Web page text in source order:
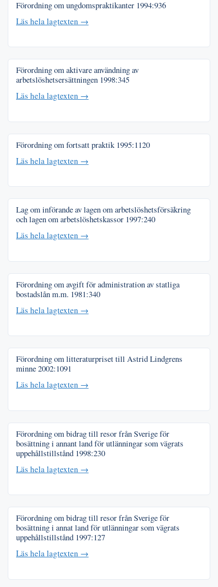
Förordning om ungdomspraktikanter 1994:936
Läs hela lagtexten →
Förordning om aktivare användning av
arbetslöshetsersättningen 1998:345
Läs hela lagtexten →
Förordning om fortsatt praktik 1995:1120
Läs hela lagtexten →
Lag om införande av lagen om arbetslöshetsförsäkring
och lagen om arbetslöshetskassor 1997:240
Läs hela lagtexten →
Förordning om avgift för administration av statliga
bostadslån m.m. 1981:340
Läs hela lagtexten →
Förordning om litteraturpriset till Astrid Lindgrens
minne2002:1091
Läs hela lagtexten →
Förordning om bidrag till resor från Sverige för
bosättning i annant land för utlänningar som vägrats
uppehållstillstånd 1998:230
Läs hela lagtexten →
Förordning om bidrag till resor från Sverige för
bosättning i annat land för utlänningar som vägrats
uppehållstillstånd 1997:127
Läs hela lagtexten →